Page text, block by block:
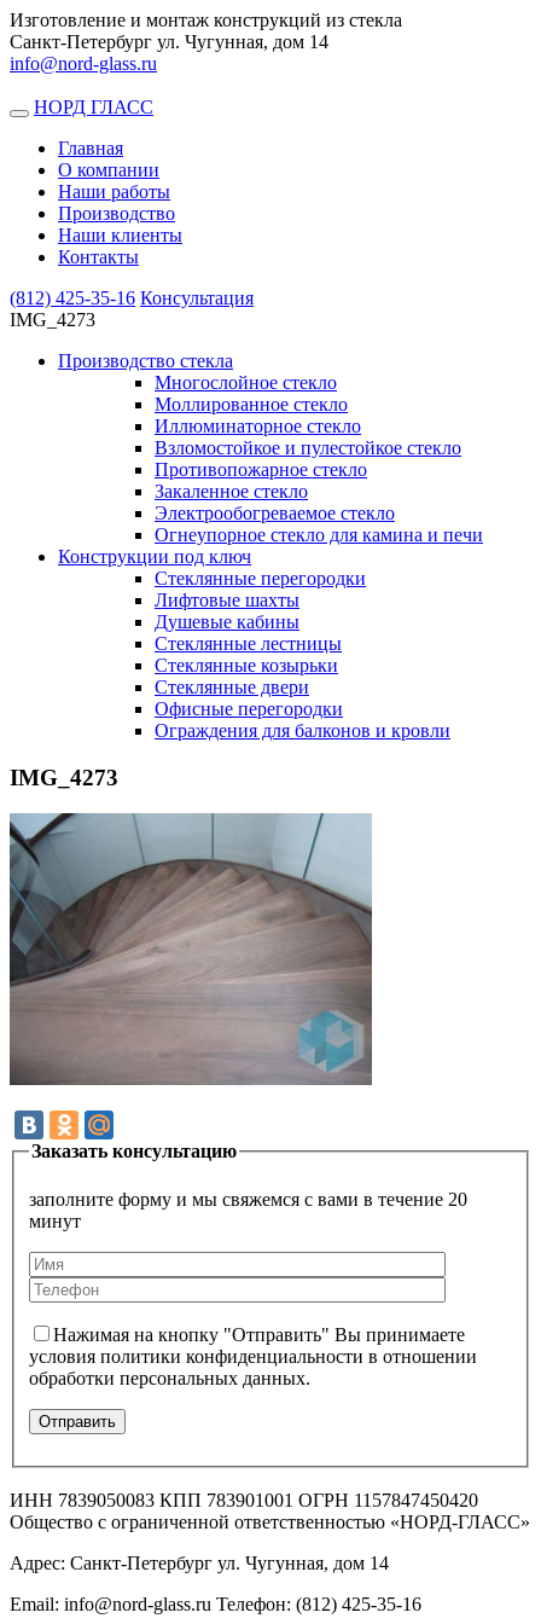
Изготовление и монтаж конструкций из стекла
Санкт-Петербург ул. Чугунная, дом 14
info@nord-glass.ru
Toggle
navigation
НОРД ГЛАСС
Главная
О компании
Наши работы
Производство
Наши клиенты
Контакты
(812) 425-35-16 Консультация
IMG_4273
Производство стекла
Многослойное стекло
Моллированное стекло
Иллюминаторное стекло
Взломостойкое и пулестойкое стекло
Противопожарное стекло
Закаленное стекло
Электрообогреваемое стекло
Огнеупорное стекло для камина и печи
Конструкции под ключ
Стеклянные перегородки
Лифтовые шахты
Душевые кабины
Cтеклянные лестницы
Cтеклянные козырьки
Cтеклянные двери
Офисные перегородки
Ограждения для балконов и кровли
IMG_4273
Заказать консультацию
заполните форму и мы свяжемся с вами в течение 20
минут
Нажимая на кнопку "Отправить" Вы принимаете
условия политики конфиденциальности в отношении
обработки персональных данных.
ИНН 7839050083 КПП 783901001 ОГРН 1157847450420
Общество с ограниченной ответственностью «НОРД-ГЛАСС»
Адрес: Санкт-Петербург ул. Чугунная, дом 14
Email: info@nord-glass.ru Телефон: (812) 425-35-16